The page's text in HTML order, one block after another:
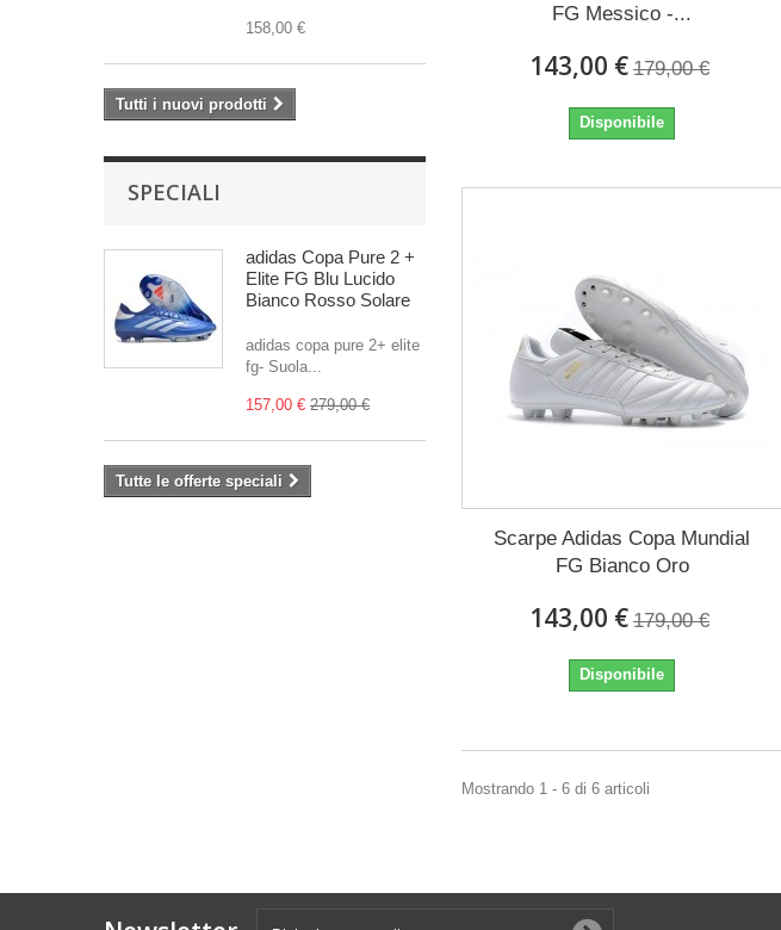
158,00 €
Tutti i nuovi prodotti
SPECIALI
adidas Copa Pure 2 +
Elite FG Blu Lucido
Bianco Rosso Solare
adidas copa pure 2+ elite
fg- Suola...
157,00 € 279,00 €
Tutte le offerte speciali
FG Messico -...
143,00 € 179,00 €
Disponibile
Scarpe Adidas Copa Mundial
FG Bianco Oro
143,00 € 179,00 €
Disponibile
Mostrando 1 - 6 di 6 articoli